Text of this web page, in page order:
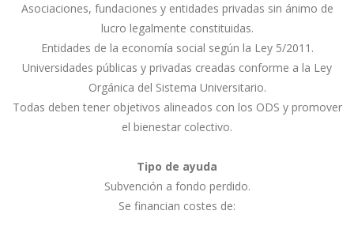
Asociaciones, fundaciones y entidades privadas sin ánimo de
lucro legalmente constituidas.
Entidades de la economía social según la Ley 5/2011.
Universidades públicas y privadas creadas conforme a la Ley
Orgánica del Sistema Universitario.
Todas deben tener objetivos alineados con los ODS y promover
el bienestar colectivo.
Tipo de ayuda
Subvención a fondo perdido.
Se financian costes de: